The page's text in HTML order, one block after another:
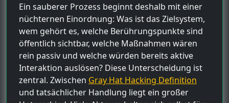
Ein sauberer Prozess beginnt deshalb mit einer
nüchternen Einordnung: Was ist das Zielsystem,
wem gehört es, welche Berührungspunkte sind
öffentlich sichtbar, welche Maßnahmen wären
rein passiv und welche würden bereits aktive
Interaktion auslösen? Diese Unterscheidung ist
zentral. Zwischen Gray Hat Hacking Definition
und tatsächlicher Handlung liegt ein großer